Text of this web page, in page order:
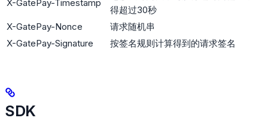
X-GatePay-Timestamp
得超过30秒
X-GatePay-Nonce
请求随机串
X-GatePay-Signature
按签名规则计算得到的请求签名
SDK